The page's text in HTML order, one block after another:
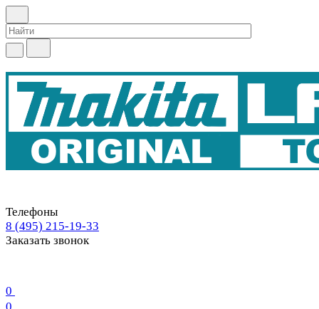
Телефоны
8 (495) 215-19-33
Заказать звонок
0